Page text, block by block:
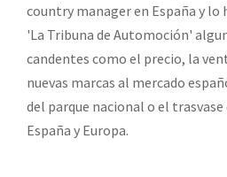
country manager en España y lo
'La Tribuna de Automoción'
candentes como el precio, la
nuevas marcas al mercado
del parque nacional o el
España y Europa.